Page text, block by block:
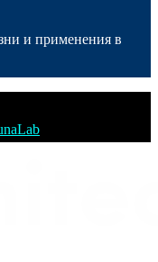
и применения в